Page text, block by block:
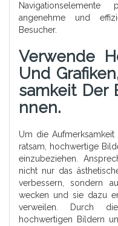
angenehme und
Besucher.
Verwende
Und
Samkeit Der
Nnen.
Um die
ratsam, hochwertige
einzubeziehen.
nicht nur das
verbessern, sondern
wecken und sie dazu
verweilen. Durch
hochwertigen Bildern